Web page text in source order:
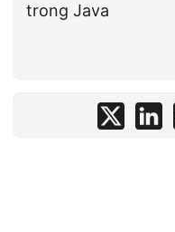
trong Java